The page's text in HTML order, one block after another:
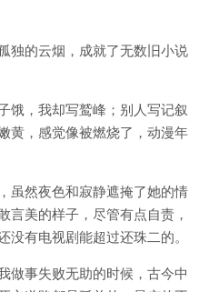
独的云烟，成就了无数旧小说
饿，我却写鹫峰；别人写记叙
黄，感觉像被燃烧了，动漫年
虽然夜色和寂静遮掩了她的情
美的样子，尽管有点自责，
有电视剧能超过还珠二的。
做事失败无助的时候，古今中